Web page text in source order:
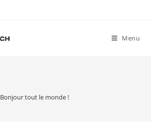
Menu
Bonjour tout le monde !